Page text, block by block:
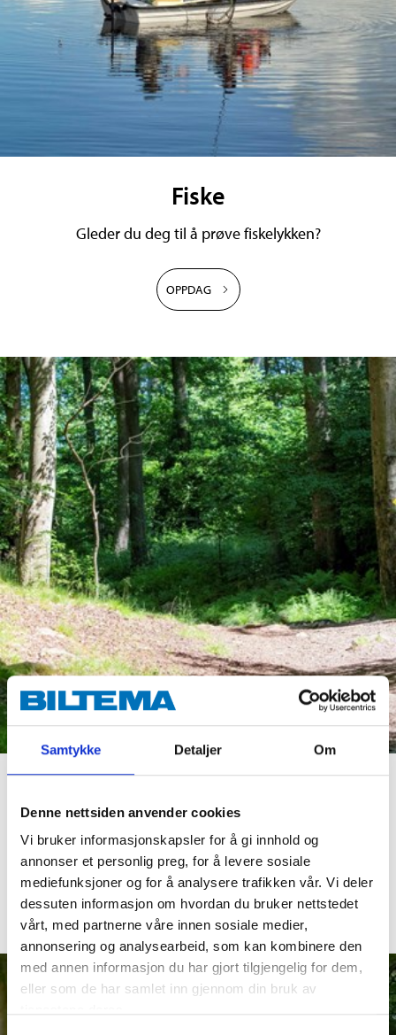
Samtykke Detaljer Om
Denne nettsiden anvender cookies
Vi bruker informasjonskapsler for å gi innhold og
annonser et personlig preg, for å levere sosiale
mediefunksjoner og for å analysere trafikken vår. Vi deler
dessuten informasjon om hvordan du bruker nettstedet
vårt, med partnerne våre innen sosiale medier,
annonsering og analysearbeid, som kan kombinere den
med annen informasjon du har gjort tilgjengelig for dem,
eller som de har samlet inn gjennom din bruk av
Fiske
Gleder du deg til å prøve fiskelykken?
OPPDAG
Oppdag naturen fra turstien.
OPPDAG